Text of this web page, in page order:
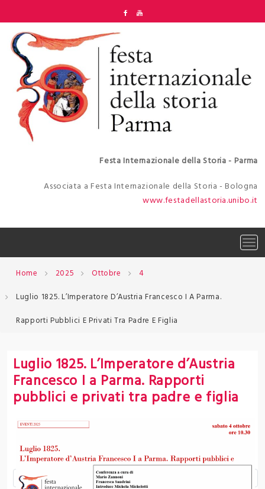
content
Festa Internazionale della Storia - Parma
Associata a Festa Internazionale della Storia - Bologna
www.festadellastoria.unibo.it
Home 2025 Ottobre
4
Luglio 1825. L’Imperatore D’Austria Francesco I A Parma.
Rapporti Pubblici E Privati Tra Padre E Figlia
Luglio 1825. L’Imperatore d’Austria
Francesco I a Parma. Rapporti
pubblici e privati tra padre e figlia